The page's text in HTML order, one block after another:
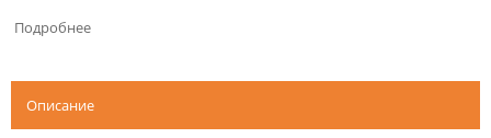
Подробнее
Описание